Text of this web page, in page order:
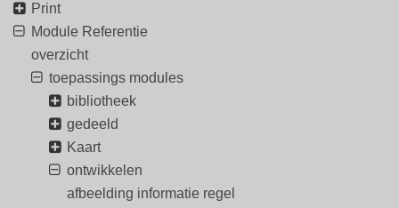
Print
Module Referentie
overzicht
toepassings modules
bibliotheek
gedeeld
Kaart
ontwikkelen
afbeelding informatie regel